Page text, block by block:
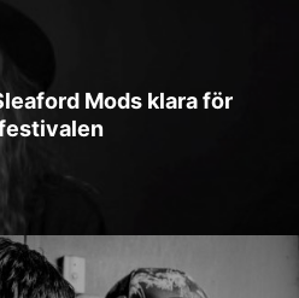
Mods klara för